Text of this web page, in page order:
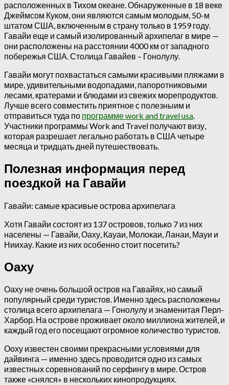
расположенных в Тихом океане. Обнаруженные в 18 веке
Джеймсом Куком, они являются самым молодым, 50-м
штатом США, включенным в страну только в 1959 году.
Гавайи еще и самый изолированный архипелаг в мире —
они расположены на расстоянии 4000 км от западного
побережья США. Столица Гавайев – Гонолулу.
Гавайи могут похвастаться самыми красивыми пляжами в
мире, удивительными водопадами, папоротниковыми
лесами, кратерами и блюдами из свежих морепродуктов.
Лучше всего совместить приятное с полезныим и
отправиться туда по программе work and travel usa.
Участники программы Work and Travel получают визу,
которая разрешает легально работать в США четыре
месяца и тридцать дней путешествовать.
Полезная информация перед
поездкой на Гавайи
Гавайи: самые красивые острова архипелага
Хотя Гавайи состоят из 137 островов, только 7 из них
населены — Гавайи, Оаху, Кауаи, Молокаи, Ланаи, Мауи и
Ниихау. Какие из них особенно стоит посетить?
Оаху
Оаху не очень большой остров на Гавайях, но самый
популярный среди туристов. Именно здесь расположены
столица всего архипелага — Гонолулу и знаменитая Перл-
Харбор. На острове проживает около миллиона жителей, и
каждый год его посещают огромное количество туристов.
Ооху известен своими прекрасными условиями для
дайвинга — именно здесь проводится одно из самых
известных соревнований по серфингу в мире. Остров
также «снялся» в нескольких кинопродукциях.